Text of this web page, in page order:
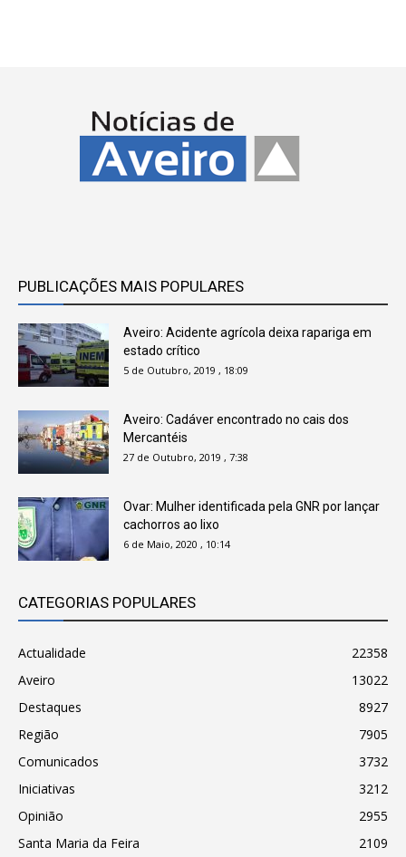
PUBLICAÇÕES MAIS POPULARES
Aveiro: Acidente agrícola deixa rapariga em
estado crítico
5 de Outubro, 2019 , 18:09
Aveiro: Cadáver encontrado no cais dos
Mercantéis
27 de Outubro, 2019 , 7:38
Ovar: Mulher identificada pela GNR por lançar
cachorros ao lixo
6 de Maio, 2020 , 10:14
CATEGORIAS POPULARES
Actualidade
22358
Aveiro
13022
Destaques
8927
Região
7905
Comunicados
3732
Iniciativas
3212
Opinião
2955
Santa Maria da Feira
2109